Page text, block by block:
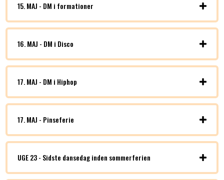
15. MAJ - DM i formationer
16. MAJ - DM i Disco
17. MAJ - DM i Hiphop
17. MAJ - Pinseferie
UGE 23 - Sidste dansedag inden sommerferien